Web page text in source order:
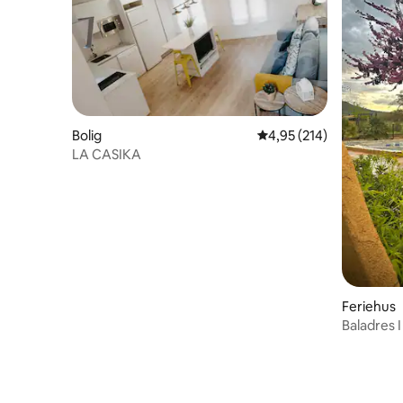
Bolig 4,95 ud af 5 i
4,95 (214)
LA CASIKA
Feriehus
Baladres I